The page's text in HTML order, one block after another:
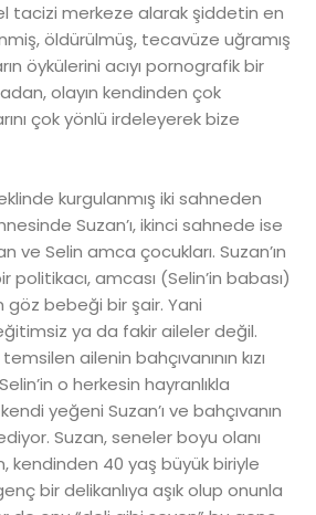
tacizi merkeze alarak şiddetin en
öldürülmüş, tecavüze uğramış
öykülerini acıyı pornografik bir
olayın kendinden çok
çok yönlü irdeleyerek bize
kurgulanmış iki sahneden
Suzan’ı, ikinci sahnede ise
ve Selin amca çocukları. Suzan’ın
politikacı, amcası (Selin’in babası)
göz bebeği bir şair. Yani
ya da fakir aileler değil.
ailenin bahçıvanının kızı
o herkesin hayranlıkla
yeğeni Suzan’ı ve bahçıvanın
ediyor. Suzan, seneler boyu olanı
kendinden 40 yaş büyük biriyle
bir delikanlıya aşık olup onunla